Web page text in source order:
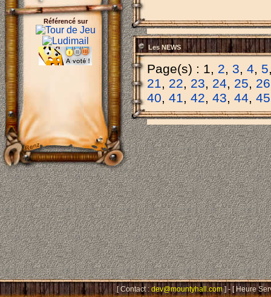
Référencé sur
Les NEWS
Page(s) : 1, 2, 3, 4, 5
21, 22, 23, 24, 25, 26
40, 41, 42, 43, 44, 45
[ Contact :dev@mountyhall.com] - [ Heure